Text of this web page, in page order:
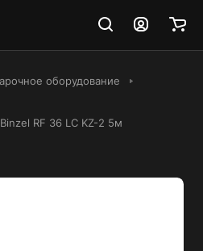
оборудование
RF 36 LC KZ-2 5м